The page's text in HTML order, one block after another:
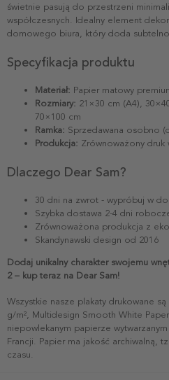
świetnie pasują do przestrzeni
współczesnych. Idealny element
domowego biura, który doda
Specyfikacja produktu
Materiał: Papier matowy
Rozmiary: 21×30 cm (A4),
70×100 cm
Ramka: Sprzedawana osobno
Produkcja: Zrównoważony druk
Dlaczego Dear Sam?
30 dni na zwrot - wypróbuj w
Szybka dostawa 2-4 dni
Zrównoważona produkcja z
Skandynawski design od 2016
Dodaj unikalny charakter swojemu
2 – kup teraz na Dear Sam!
Wszystkie nasze plakaty drukowane
g/m², Multidesign Smooth White
niepowlekanym papierze
Francji. Papier ma jakość archiwalną,
czasu.